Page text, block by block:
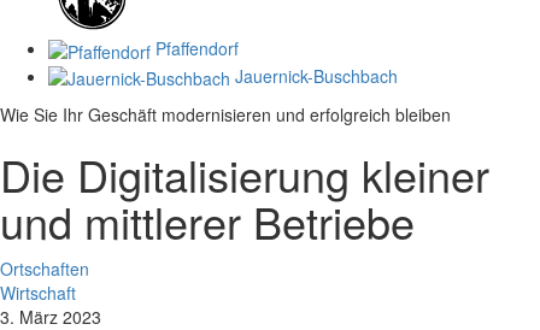
Pfaffendorf
Jauernick-Buschbach
Wie Sie Ihr Geschäft modernisieren und erfolgreich bleiben
Die Digitalisierung kleiner
und mittlerer Betriebe
Ortschaften
Wirtschaft
3. März 2023